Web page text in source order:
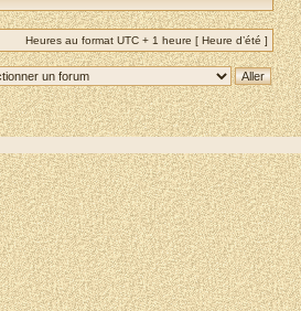
Heures au format UTC + 1 heure [ Heure d’été ]